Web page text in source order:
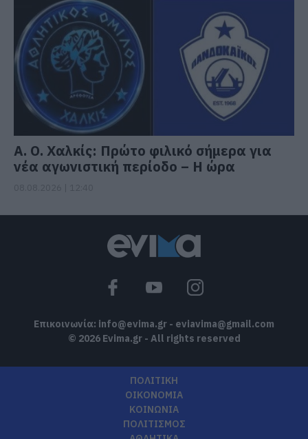
Α. Ο. Χαλκίς: Πρώτο φιλικό σήμερα για
νέα αγωνιστική περίοδο – Η ώρα
Επικοινωνία: info@evima.gr - eviavima@gmail.com
© 2026 Evima.gr - All rights reserved
ΠΟΛΙΤΙΚΗ
ΟΙΚΟΝΟΜΙΑ
ΚΟΙΝΩΝΙΑ
ΠΟΛΙΤΙΣΜΟΣ